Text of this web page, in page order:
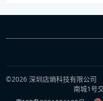
©2026 深圳店熵科技有限公司
南城1号